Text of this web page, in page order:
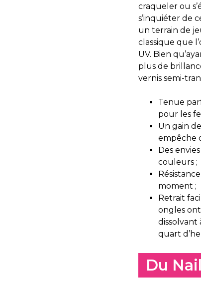
craqueler ou
s’inquiéter de
un terrain de
classique que
UV. Bien
plus de
vernis semi-
Tenue
pour les
Un gain
empêche
Des
couleurs ;
moment ;
Retrait
ongles
dissolvant
quart
Du